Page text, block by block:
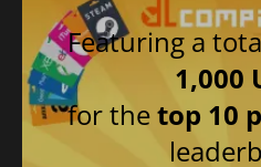
Featuring a
1,000
for thetop 10